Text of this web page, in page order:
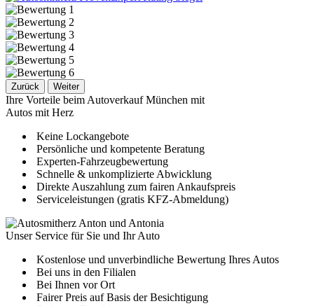
Zurück Weiter
Ihre Vorteile beim Autoverkauf München mit
Autos mit Herz
Keine Lockangebote
Persönliche und kompetente Beratung
Experten-Fahrzeugbewertung
Schnelle & unkomplizierte Abwicklung
Direkte Auszahlung zum fairen Ankaufspreis
Serviceleistungen (gratis KFZ-Abmeldung)
Unser Service für Sie und Ihr Auto
Kostenlose und unverbindliche Bewertung Ihres Autos
Bei uns in den Filialen
Bei Ihnen vor Ort
Fairer Preis auf Basis der Besichtigung